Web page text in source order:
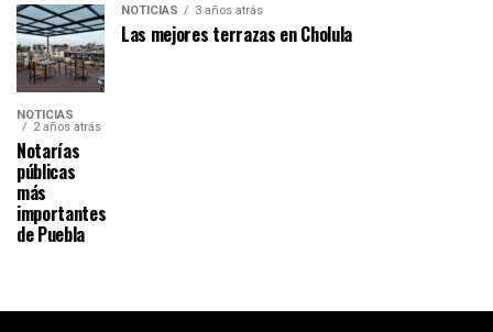
NOTICIAS 3 años atrás
Las mejores terrazas en Cholula
NOTICIAS
2 años atrás
Notarías
públicas
más
importantes
de Puebla